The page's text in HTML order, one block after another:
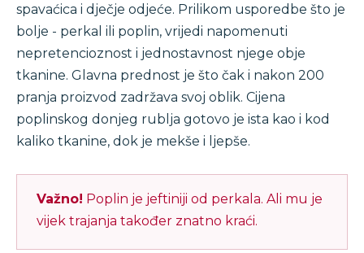
spavaćica i dječje odjeće. Prilikom usporedbe što je
bolje - perkal ili poplin, vrijedi napomenuti
nepretencioznost i jednostavnost njege obje
tkanine. Glavna prednost je što čak i nakon 200
pranja proizvod zadržava svoj oblik. Cijena
poplinskog donjeg rublja gotovo je ista kao i kod
kaliko tkanine, dok je mekše i ljepše.
Važno! Poplin je jeftiniji od perkala. Ali mu je
vijek trajanja također znatno kraći.